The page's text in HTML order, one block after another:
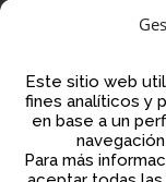
Este sitio web
fines analíticos y
en base a un
Para másFinanciado por